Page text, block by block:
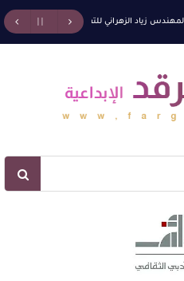
زياد الزهراني للتفوق العلمي تكرّم نخبة من أبناء
زينب الخضيري